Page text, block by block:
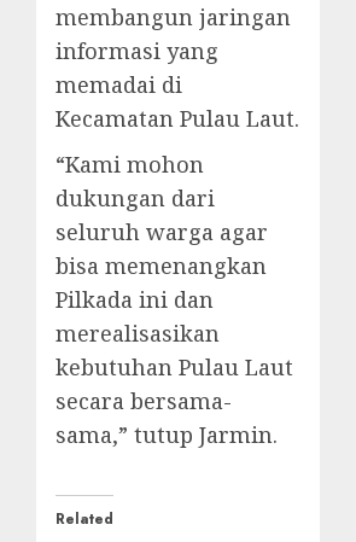
membangun jaringan
informasi yang
memadai di
Kecamatan Pulau Laut.
“Kami mohon
dukungan dari
seluruh warga agar
bisa memenangkan
Pilkada ini dan
merealisasikan
kebutuhan Pulau Laut
secara bersama-
sama,” tutup Jarmin.
Related